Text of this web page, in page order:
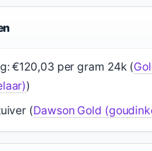
€120,03 per gram 24k (
)
(Dawson Gold